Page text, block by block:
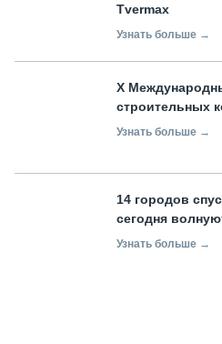
Tvermax
Узнать больше →
X
строительных
Узнать больше →
14 городов
сегодня
Узнать больше →